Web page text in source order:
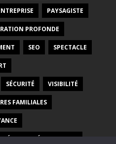
PAYSAGISTE
PROFONDE
SEO SPECTACLE
SÉCURITÉ VISIBILITÉ
FAMILIALES
VÉHICULES ÉLECTRIQUES